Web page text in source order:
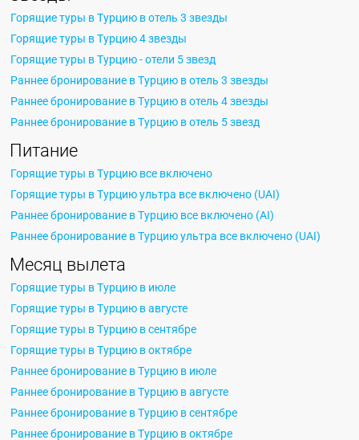
Горящие туры в Турцию в отель 3 звезды
Горящие туры в Турцию 4 звезды
Горящие туры в Турцию - отели 5 звезд
Раннее бронирование в Турцию в отель 3 звезды
Раннее бронирование в Турцию в отель 4 звезды
Раннее бронирование в Турцию в отель 5 звезд
Питание
Горящие туры в Турцию все включено
Горящие туры в Турцию ультра все включено (UAI)
Раннее бронирование в Турцию все включено (AI)
Раннее бронирование в Турцию ультра все включено (UAI)
Месяц вылета
Горящие туры в Турцию в июле
Горящие туры в Турцию в августе
Горящие туры в Турцию в сентябре
Горящие туры в Турцию в октябре
Раннее бронирование в Турцию в июле
Раннее бронирование в Турцию в августе
Раннее бронирование в Турцию в сентябре
Раннее бронирование в Турцию в октябре